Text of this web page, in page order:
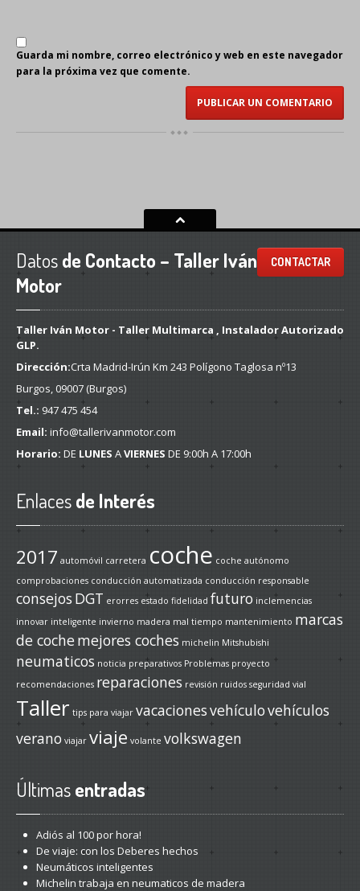
Guarda mi nombre, correo electrónico y web en este navegador
para la próxima vez que comente.
CONTACTAR
Datosde Contacto – Taller Iván
Motor
Taller Iván Motor - Taller Multimarca , Instalador Autorizado
GLP.
Dirección:Crta Madrid-Irún Km 243 Polígono Taglosa nº13
Burgos, 09007 (Burgos)
Tel.: 947 475 454
Email: info@tallerivanmotor.com
Horario: DE LUNES AVIERNES DE 9:00h A 17:00h
Enlacesde Interés
2017 automóvil carretera coche coche autónomo
comprobaciones conducción automatizada conducción responsable
consejos DGT erorres estado fidelidad futuro inclemencias
innovar inteligente invierno madera mal tiempo mantenimiento marcas
de cochemejores coches michelin Mitshubishi
neumaticos noticia preparativos Problemas proyecto
recomendaciones reparaciones revisión ruidos seguridad vial
Taller tips para viajar vacacionesvehículovehículos
verano viajar viaje volante volkswagen
Últimasentradas
Adiós al 100 por hora!
De viaje: con los Deberes hechos
Neumáticos inteligentes
Michelin trabaja en neumaticos de madera